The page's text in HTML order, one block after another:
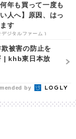
何年も買って一度も
人へ】原因、はっ
す
ジタルファーム )
被害の防止を
| khb東日本放
by